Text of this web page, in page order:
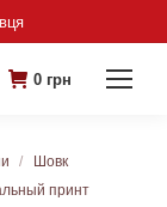
0 грн
Шовк
принт